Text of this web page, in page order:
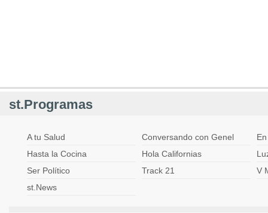
st.Programas
A tu Salud Conversando con Genel
Hasta la Cocina
Hola Californias
Ser Político
Track 21
V
st.News